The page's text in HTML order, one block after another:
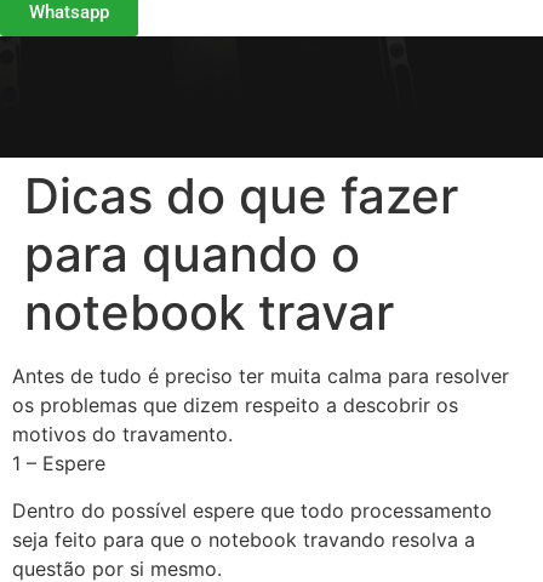
Whatsapp
Dicas do que fazer
para quando o
notebook travar
Antes de tudo é preciso ter muita calma para resolver
os problemas que dizem respeito a descobrir os
motivos do travamento.
1 – Espere
Dentro do possível espere que todo processamento
seja feito para que o notebook travando resolva a
questão por si mesmo.